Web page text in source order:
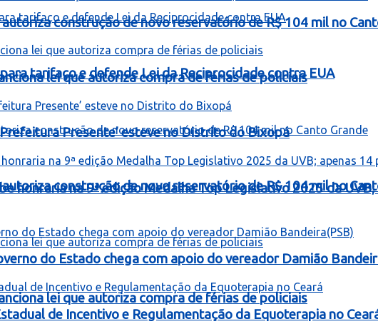
tarifaço e defende Lei da Reciprocidade contra EUA
construção de novo reservatório de R$ 104 mil no
lei que autoriza compra de férias de policiais
construção de novo reservatório de R$ 104 mil no
lei que autoriza compra de férias de policiais
Presente’ esteve no Distrito do Bixopá
honraria na 9ª edição Medalha Top Legislativo 2025 da
do Estado chega com apoio do vereador Damião
de Incentivo e Regulamentação da Equoterapia no